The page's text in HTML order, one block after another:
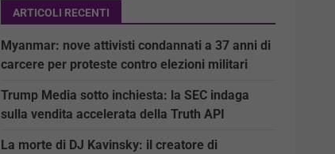
ARTICOLI RECENTI
Myanmar: nove attivisti condannati a 37 anni di
carcere per proteste contro elezioni militari
Trump Media sotto inchiesta: la SEC indaga
sulla vendita accelerata della Truth API
La morte di DJ Kavinsky: il creatore di